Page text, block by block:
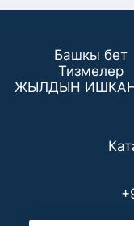
Башкы бет
Тизмелер
ЖЫЛДЫН